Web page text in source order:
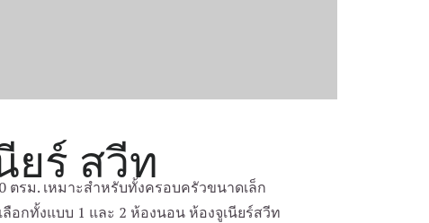
ยร์ สวีท
ตรม. เหมาะสำหรับทั้งครอบครัวขนาดเล็ก
อกทั้งแบบ 1 และ 2 ห้องนอน ห้องจูเนียร์สวีท